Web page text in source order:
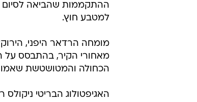
למטבע חוץ.
מומחה הרדאר היפני,
מאחורי הקיר, בהתבסס על
הכחולה והמטושטשת
האגיפטולוג הבריטי